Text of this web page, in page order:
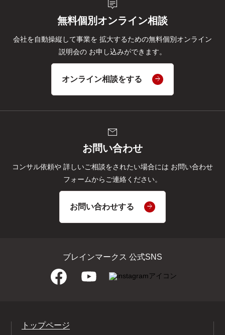
tooltip_2
無料個別オンライン相談
会社を自動操縦して事業を 拡大するための無料個別オンライン
説明会の お申し込みができます。
オンライン相談をする
mail
お問い合わせ
コンサル依頼や 詳しいご相談をされたい場合には お問い合わせ
フォームからご連絡ください。
お問い合わせする
ブレインマークス 公式SNS
トップページ